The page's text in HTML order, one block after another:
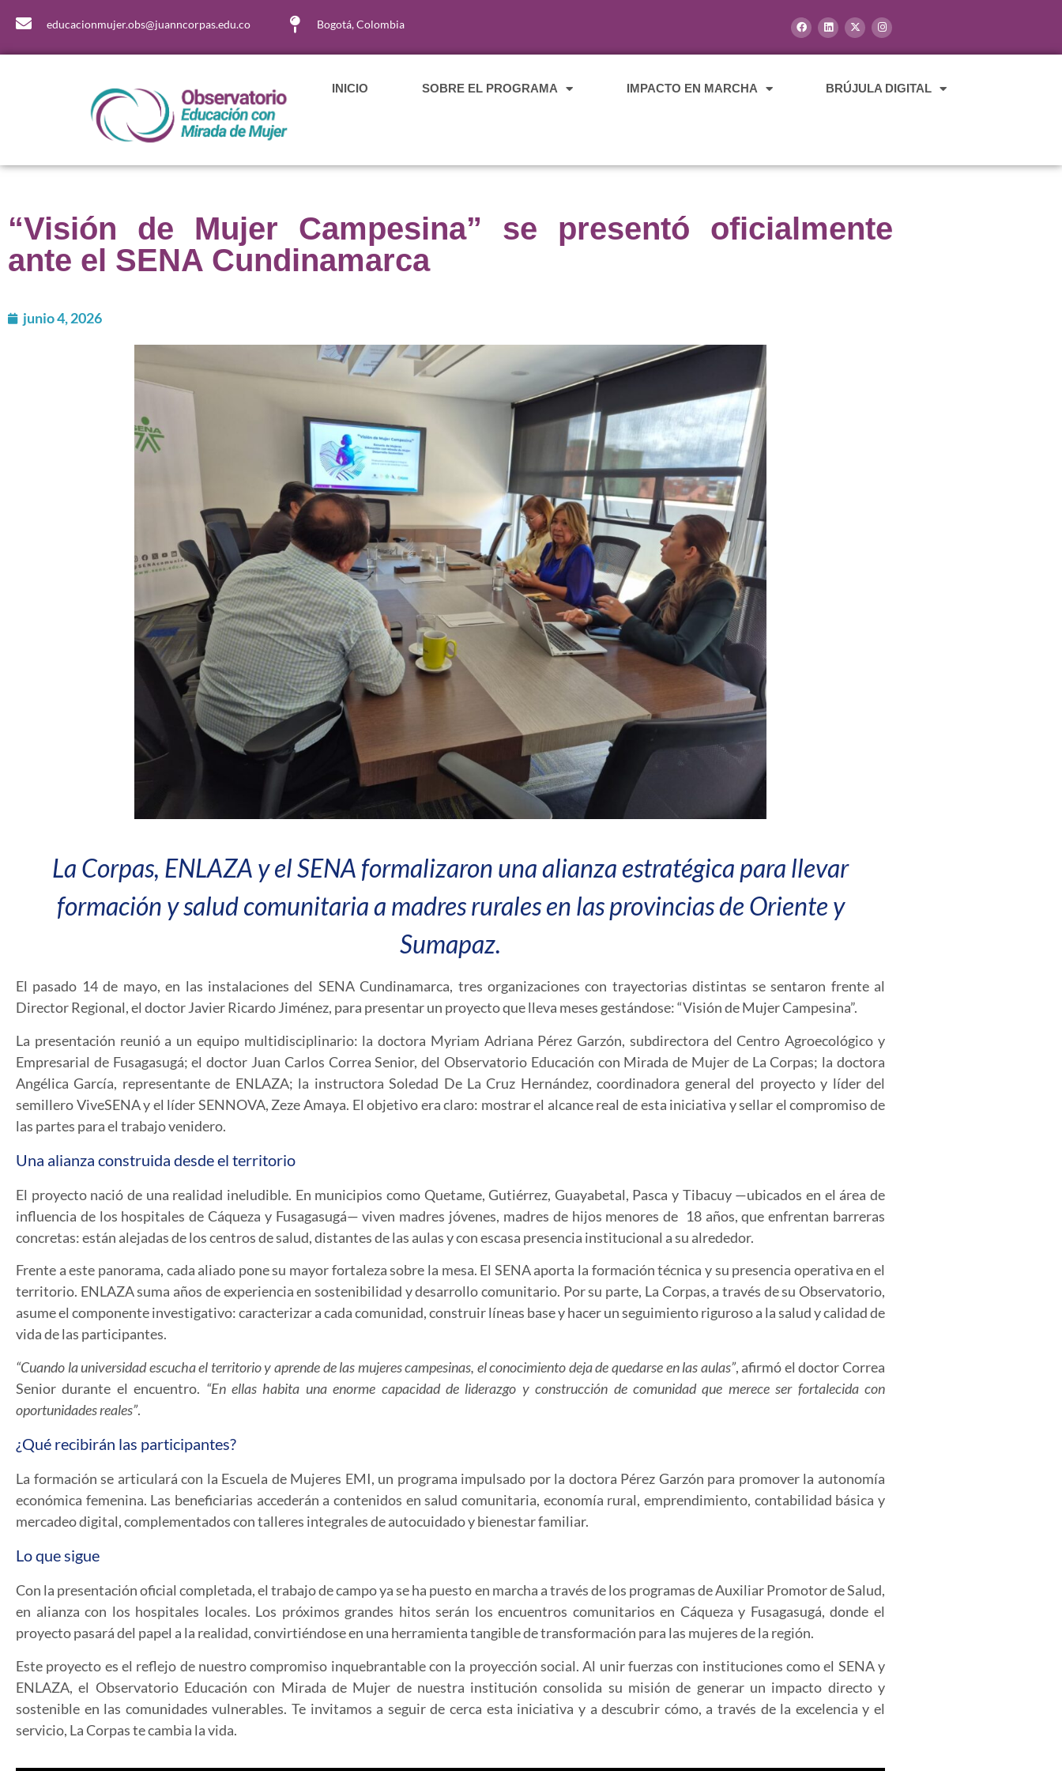
educacionmujer.obs@juanncorpas.edu.co Bogotá, Colombia
INICIO SOBRE EL PROGRAMA IMPACTO EN MARCHA BRÚJULA DIGITAL
“Visión de Mujer Campesina” se presentó oficialmente
ante el SENA Cundinamarca
junio 4, 2026
La Corpas, ENLAZA y el SENA formalizaron una alianza estratégica para llevar
formación y salud comunitaria a madres rurales en las provincias de Oriente y
Sumapaz.
El pasado 14 de mayo, en las instalaciones del SENA Cundinamarca, tres organizaciones con trayectorias distintas se sentaron frente al
Director Regional, el doctor Javier Ricardo Jiménez, para presentar un proyecto que lleva meses gestándose:“Visión de Mujer Campesina”.
La presentación reunió a un equipo multidisciplinario: la doctora Myriam Adriana Pérez Garzón, subdirectora del Centro Agroecológico y
Empresarial de Fusagasugá; el doctor Juan Carlos Correa Senior, del Observatorio Educación con Mirada de Mujer de La Corpas; la doctora
Angélica García, representante de ENLAZA; la instructora Soledad De La Cruz Hernández, coordinadora general del proyecto y líder del
semillero ViveSENA y el líder SENNOVA, Zeze Amaya. El objetivo era claro: mostrar el alcance real de esta iniciativa y sellar el compromiso de
las partes para el trabajo venidero.
Una alianza construida desde el territorio
El proyecto nació de una realidad ineludible. En municipios como Quetame, Gutiérrez, Guayabetal, Pasca y Tibacuy —ubicados en el área de
influencia de los hospitales de Cáqueza y Fusagasugá— viven madres jóvenes, madres de hijos menores de 18 años, que enfrentan barreras
concretas: están alejadas de los centros de salud, distantes de las aulas y con escasa presencia institucional a su alrededor.
Frente a este panorama, cada aliado pone su mayor fortaleza sobre la mesa. El SENA aporta la formación técnica y su presencia operativa en el
territorio. ENLAZA suma años de experiencia en sostenibilidad y desarrollo comunitario. Por su parte, La Corpas, a través de su Observatorio,
asume el componente investigativo: caracterizar a cada comunidad, construir líneas base y hacer un seguimiento riguroso a la salud y calidad de
vida de las participantes.
“Cuando la universidad escucha el territorio y aprende de las mujeres campesinas, el conocimiento deja de quedarse en las aulas”, afirmó el doctor Correa
Senior durante el encuentro. “En ellas habita una enorme capacidad de liderazgo y construcción de comunidad que merece ser fortalecida con
oportunidades reales”.
¿Qué recibirán las participantes?
La formación se articulará con la Escuela de Mujeres EMI, un programa impulsado por la doctora Pérez Garzón para promover la autonomía
económica femenina. Las beneficiarias accederán a contenidos en salud comunitaria, economía rural, emprendimiento, contabilidad básica y
mercadeo digital, complementados con talleres integrales de autocuidado y bienestar familiar.
Lo que sigue
Con la presentación oficial completada, el trabajo de campo ya se ha puesto en marcha a través de los programas de Auxiliar Promotor de Salud,
en alianza con los hospitales locales. Los próximos grandes hitos serán los encuentros comunitarios en Cáqueza y Fusagasugá, donde el
proyecto pasará del papel a la realidad, convirtiéndose en una herramienta tangible de transformación para las mujeres de la región.
Este proyecto es el reflejo de nuestro compromiso inquebrantable con la proyección social. Al unir fuerzas con instituciones como el SENA y
ENLAZA, el Observatorio Educación con Mirada de Mujer de nuestra institución consolida su misión de generar un impacto directo y
sostenible en las comunidades vulnerables. Te invitamos a seguir de cerca esta iniciativa y a descubrir cómo, a través de la excelencia y el
servicio, La Corpas te cambia la vida.